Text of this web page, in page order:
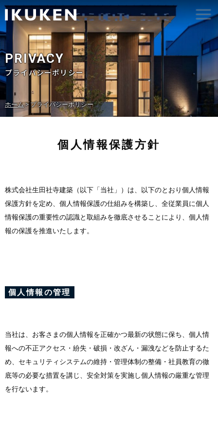
PRIVACY
プライバシーポリシー
ホーム>プライバシーポリシー
個人情報保護方針
株式会社生田社寺建築（以下「当社」）は、以下のとおり個人情報
保護方針を定め、個人情報保護の仕組みを構築し、全従業員に個人
情報保護の重要性の認識と取組みを徹底させることにより、個人情
報の保護を推進いたします。​​​​​​​
個人情報の管理
当社は、お客さまの個人情報を正確かつ最新の状態に保ち、個人情
報への不正アクセス・紛失・破損・改ざん・漏洩などを防止するた
め、セキュリティシステムの維持・管理体制の整備・社員教育の徹
底等の必要な措置を講じ、安全対策を実施し個人情報の厳重な管理
を行ないます。